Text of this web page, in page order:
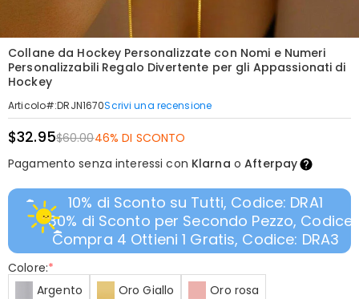
Collane da Hockey Personalizzate con Nomi e Numeri
Personalizzabili Regalo Divertente per gli Appassionati di
Hockey
Articolo#:DRJN1670Scrivi una recensione
$32.95$60.0046% DI SCONTO
Pagamento senza interessi con Klarna oAfterpay
10% di Sconto su Tutti, Codice: DRA1
30% di Sconto per Secondo Pezzo, Codice:
Compra 4 Ottieni 1 Gratis, Codice: DRA3
Colore:*
Argento
Oro Giallo Oro rosa